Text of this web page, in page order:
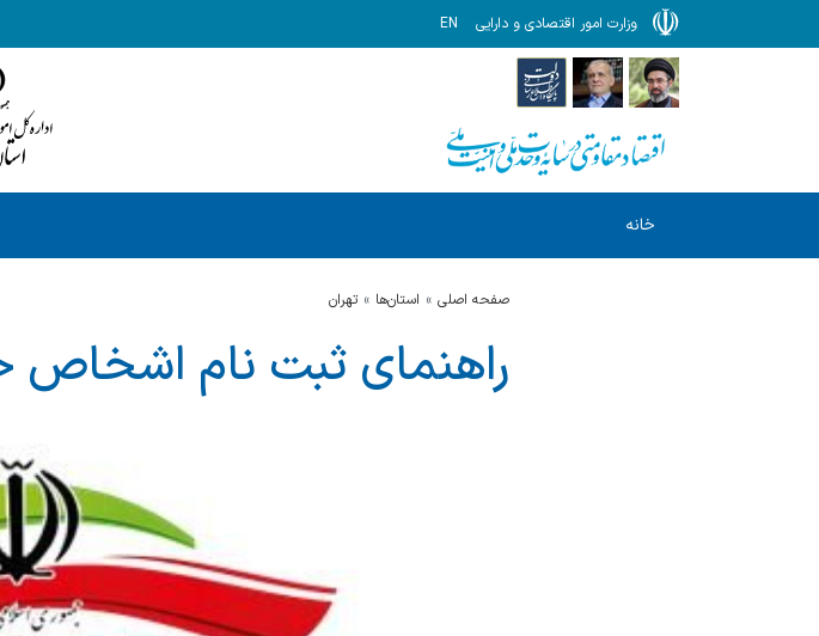
وزارت امور اقتصادی و دارایی EN
خانه
صفحه اصلی استان‌ها تهران
راهنمای ثبت نام اشخاص